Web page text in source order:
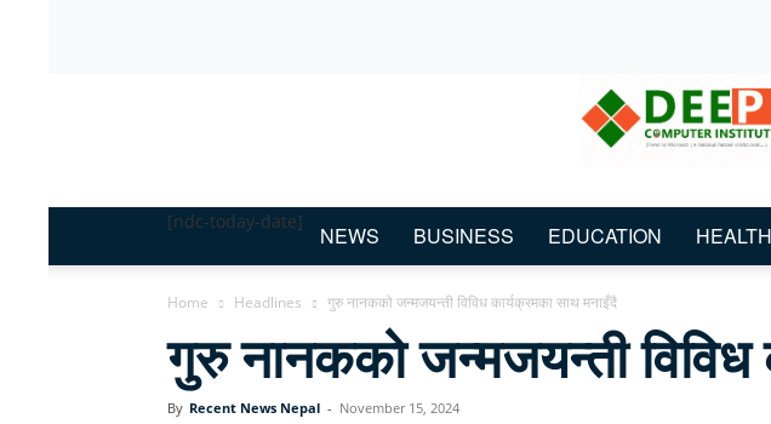
[ndc-today-date]
NEWS BUSINESS EDUCATION HEALTH
Home Headlines गुरु नानकको जन्मजयन्ती विविध कार्यक्रमका साथ मनाइँदै
गुरु नानकको जन्मजयन्ती विविध
By Recent News Nepal - November 15, 2024